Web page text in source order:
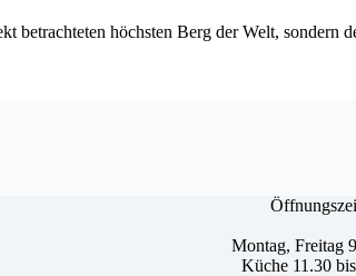
betrachteten höchsten Berg der Welt,
Montag, Freitag
Küche 11.30